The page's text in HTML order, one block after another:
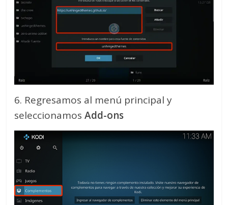
6. Regresamos al menú principal y
seleccionamosAdd-ons